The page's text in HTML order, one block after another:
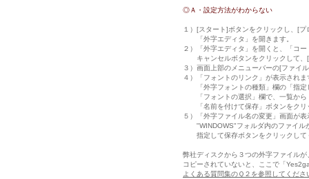
◎Ａ・設定方法がわからない
１）[スタート]ボタンをクリックし、[
「外字エディタ」を開きます。
２）「外字エディタ」を開くと、「コ
キャンセルボタンをクリックして、[
３）画面上部のメニューバーの[ファイ
４）「フォントのリンク」が表示されま
「外字フォントの種類」欄の「指定
「フォントの選択」欄で、一覧から
「名前を付けて保存」ボタンをクリ
５）「外字ファイル名の変更」画面が
"WINDOWS"フォルダ内のファイル
指定して保存ボタンをクリックして
弊社ディスクから３つの外字ファイル
コピーされていないと、ここで「
よくある質問集のＱ２を参照してくださ